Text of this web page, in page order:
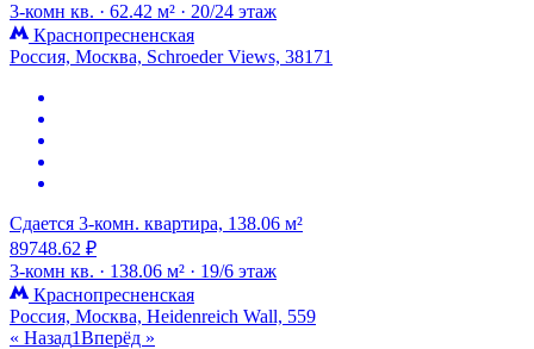
3-комн кв. · 62.42 м² · 20/24 этаж
Краснопресненская
Россия, Москва, Schroeder Views, 38171
Сдается 3-комн. квартира, 138.06 м²
89748.62 ₽
3-комн кв. · 138.06 м² · 19/6 этаж
Краснопресненская
Россия, Москва, Heidenreich Wall, 559
« Назад1Вперёд »